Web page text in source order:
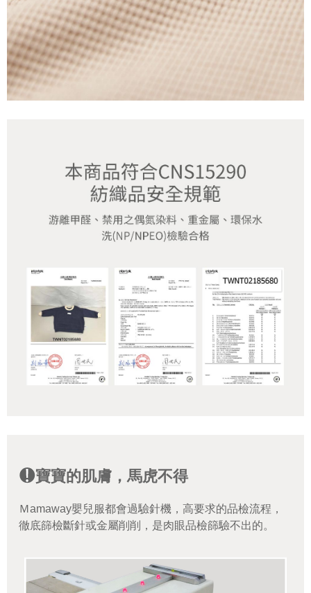
寶寶的肌膚，馬虎不得
Ｍamaway嬰兒服都會過驗針機，高要求的品檢流程，
徹底篩檢斷針或金屬削削，是肉眼品檢篩驗不出的。